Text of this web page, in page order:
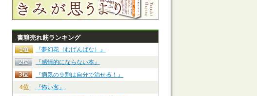
書籍売れ筋ランキング
『夢幻花（むげんばな）』
『感情的にならない本』
『病気の９割は自分で治せる！』
4位
『怖い客』